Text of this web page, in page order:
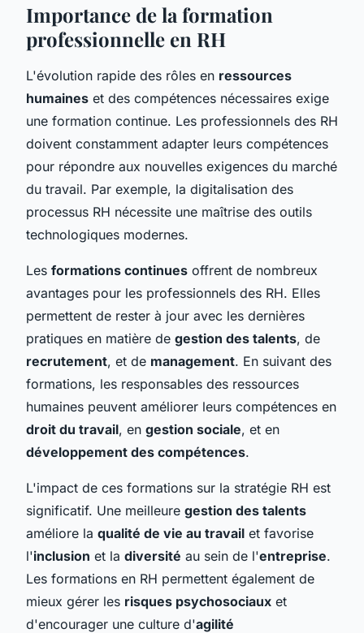
Importance de la formation
professionnelle en RH
L'évolution rapide des rôles en ressources
humaines et des compétences nécessaires exige
une formation continue. Les professionnels des RH
doivent constamment adapter leurs compétences
pour répondre aux nouvelles exigences du marché
du travail. Par exemple, la digitalisation des
processus RH nécessite une maîtrise des outils
technologiques modernes.
Les formations continues offrent de nombreux
avantages pour les professionnels des RH. Elles
permettent de rester à jour avec les dernières
pratiques en matière de gestion des talents, de
recrutement, et de management. En suivant des
formations, les responsables des ressources
humaines peuvent améliorer leurs compétences en
droit du travail, en gestion sociale, et en
développement des compétences.
L'impact de ces formations sur la stratégie RH est
significatif. Une meilleure gestion des talents
améliore la qualité de vie au travail et favorise
l'inclusion et la diversité au sein de l'entreprise.
Les formations en RH permettent également de
mieux gérer les risques psychosociaux et
d'encourager une culture d'agilité